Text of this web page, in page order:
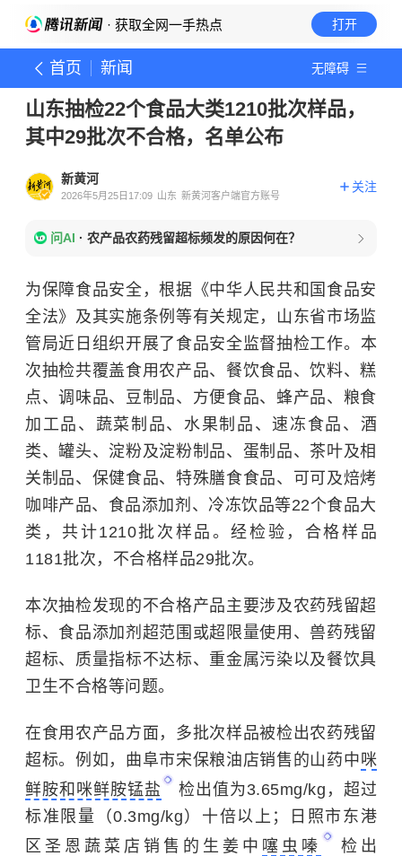
· 获取全网一手热点 打开
首页 新闻 无障碍
山东抽检22个食品大类1210批次样品，
其中29批次不合格，名单公布
新黄河
2026年5月25日17:09 山东 新黄河客户端官方账号
关注
问AI · 农产品农药残留超标频发的原因何在？
为保障食品安全，根据《中华人民共和国食品安
全法》及其实施条例等有关规定，山东省市场监
管局近日组织开展了食品安全监督抽检工作。 本
次抽检共覆盖食用农产品、餐饮食品、饮料、糕
点、调味品、豆制品、方便食品、蜂产品、粮食
加工品、蔬菜制品、水果制品、速冻食品、酒
类、罐头、淀粉及淀粉制品、蛋制品、茶叶及相
关制品、保健食品、特殊膳食食品、可可及焙烤
咖啡产品、食品添加剂、冷冻饮品等22个食品大
类，共计1210批次样品。经检验，合格样品
1181批次，不合格样品29批次。
本次抽检发现的不合格产品主要涉及农药残留超
标、食品添加剂超范围或超限量使用、兽药残留
超标、质量指标不达标、重金属污染以及餐饮具
卫生不合格等问题。
在食用农产品方面，多批次样品被检出农药残留
超标。例如，曲阜市宋保粮油店销售的山药中咪
鲜胺和咪鲜胺锰盐
检出值为3.65mg/kg，超过
标准限量（0.3mg/kg）十倍以上；日照市东港
区圣恩蔬菜店销售的生姜中 噻虫嗪
检出